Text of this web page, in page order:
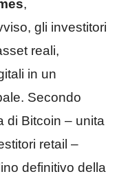
,
gli investitori
reali,
in un
Secondo
di Bitcoin – unita
retail –
definitivo della